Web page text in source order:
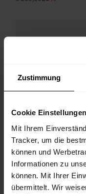
Zustimmung
Cookie Einstellungen
Mit Ihrem
Tracker, um die
können und
Informationen zu
können. Mit Ihrer
übermittelt. Wir